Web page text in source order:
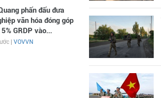
phấn đấu đưa
văn hóa đóng góp
GRDP vào...
| VOVVN